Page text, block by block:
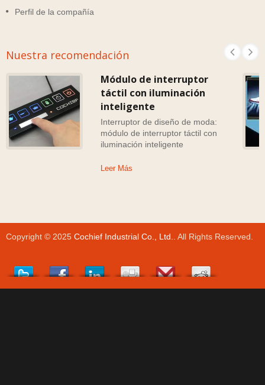
Perfil de la compañía
Nuestra recomendación
Módulo de interruptor
táctil con iluminación
inteligente
Interruptor de diseño de moda:
módulo de interruptor táctil con
iluminación inteligente
Leer Más
Copyright © 2025 Cochief Industrial Co., Ltd.. All Rights Reserved.